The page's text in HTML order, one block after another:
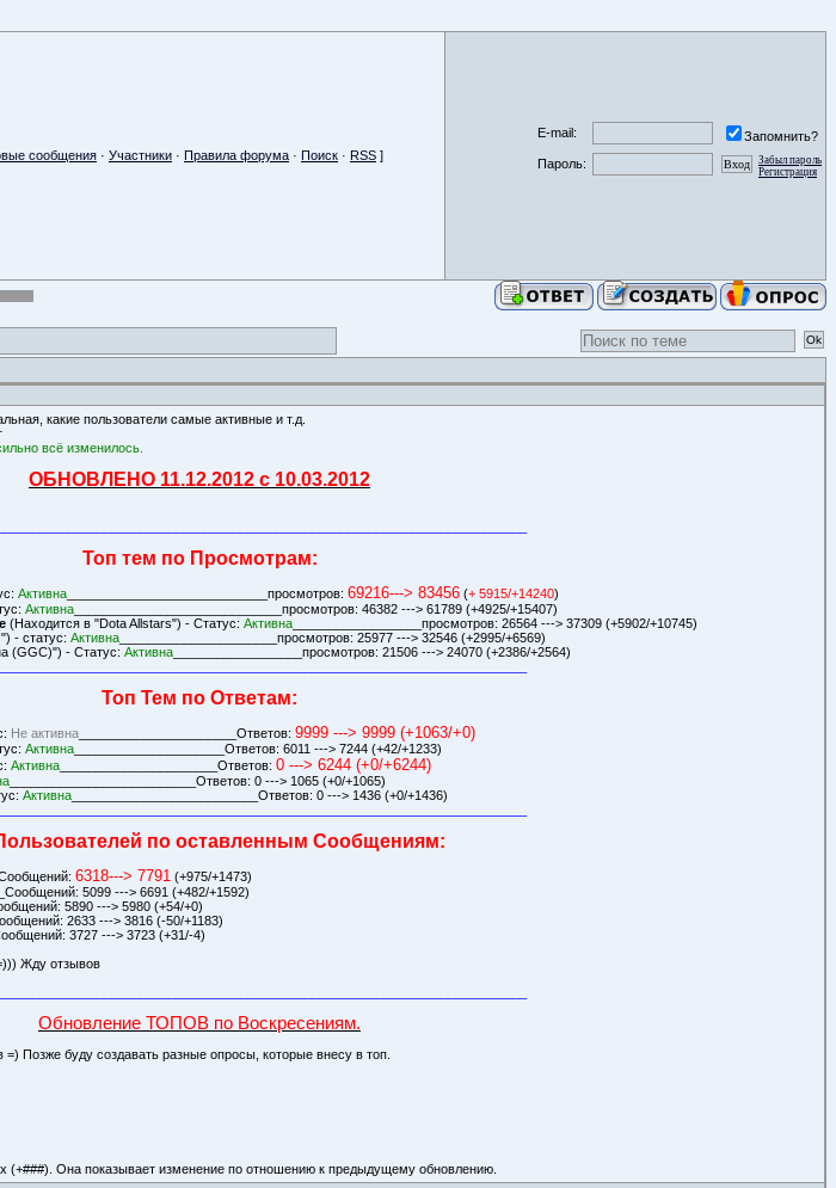
сообщения · Участники · Правила форума · Поиск · RSS ]
E-mail:
Запомнить?
Пароль:
Забыл пароль
Регистрация
какие пользователи самые активные и т.д.
всё изменилось.
ОБНОВЛЕНО 11.12.2012 с 10.03.2012
Топ тем по Просмотрам:
Активна ____________________________просмотров: 69216---> 83456 (+ 5915/+14240)
Активна _____________________________просмотров: 46382 ---> 61789 (+4925/+15407)
(Находится в "Dota Allstars") - Статус: Активна __________________просмотров: 26564 ---> 37309 (+5902/+10745)
- статус: Активна ______________________просмотров: 25977 ---> 32546 (+2995/+6569)
(GGC)") - Статус: Активна __________________просмотров: 21506 ---> 24070 (+2386/+2564)
Топ Тем по Ответам:
Не активна ______________________Ответов: 9999 ---> 9999 (+1063/+0)
Активна _____________________Ответов: 6011 ---> 7244 (+42/+1233)
Активна ______________________Ответов: 0 ---> 6244 (+0/+6244)
__________________________Ответов: 0 ---> 1065 (+0/+1065)
Активна __________________________Ответов: 0 ---> 1436 (+0/+1436)
по оставленным Сообщениям:
6318---> 7791 (+975/+1473)
5099 ---> 6691 (+482/+1592)
5890 ---> 5980 (+54/+0)
2633 ---> 3816 (-50/+1183)
3727 ---> 3723 (+31/-4)
Жду отзывов
Обновление ТОПОВ по Воскресениям.
Позже буду создавать разные опросы, которые внесу в топ.
(+###). Она показывает изменение по отношению к предыдущему обновлению.